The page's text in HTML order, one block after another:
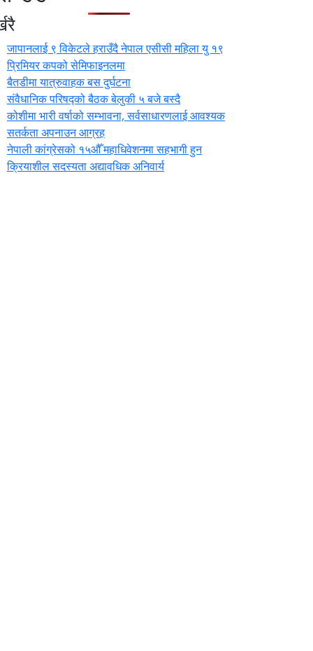
जापानलाई ९ विकेटले हराउँदै नेपाल एसीसी महिला यु १९
प्रिमियर कपको सेमिफाइनलमा
बैतडीमा यात्रुवाहक बस दुर्घटना
संवैधानिक परिषद्को बैठक बेलुकी ५ बजे बस्दै
कोशीमा भारी वर्षाको सम्भावना, सर्वसाधारणलाई आवश्यक
सतर्कता अपनाउन आग्रह
नेपाली कांग्रेसको १५औँ महाधिवेशनमा सहभागी हुन
क्रियाशील सदस्यता अद्यावधिक अनिवार्य